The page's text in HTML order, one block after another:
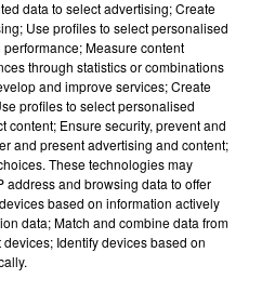
invite Selena Gomez et
sur son nouveau single
data to select advertising; Create
Use profiles to select personalised
Measure content
through statistics or combinations
and improve services; Create
profiles to select personalised
content; Ensure security, prevent and
and present advertising and content;
These technologies may
address and browsing data to offer
based on information actively
data; Match and combine data from
Identify devices based on